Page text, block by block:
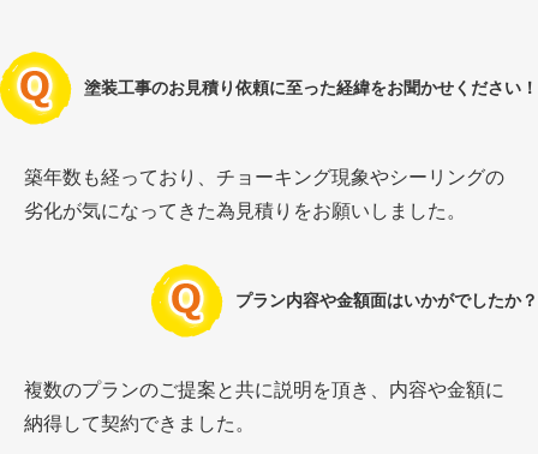
塗装工事のお見積り依頼に至った経緯をお聞かせください！
築年数も経っており、チョーキング現象やシーリングの
劣化が気になってきた為見積りをお願いしました。
プラン内容や金額面はいかがでしたか？
複数のプランのご提案と共に説明を頂き、内容や金額に
納得して契約できました。